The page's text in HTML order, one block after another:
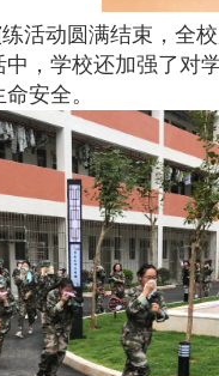
活动圆满结束，全
，学校还加强了对
安全。